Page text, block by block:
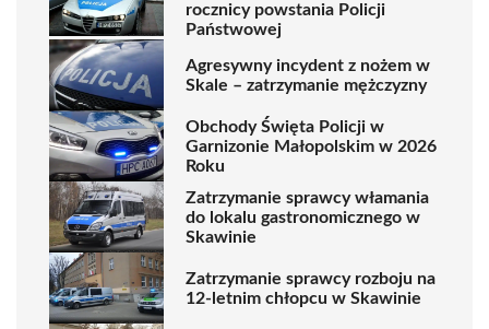
rocznicy powstania Policji
Państwowej
Agresywny incydent z nożem w
Skale – zatrzymanie mężczyzny
Obchody Święta Policji w
Garnizonie Małopolskim w 2026
Roku
Zatrzymanie sprawcy włamania
do lokalu gastronomicznego w
Skawinie
Zatrzymanie sprawcy rozboju na
12-letnim chłopcu w Skawinie